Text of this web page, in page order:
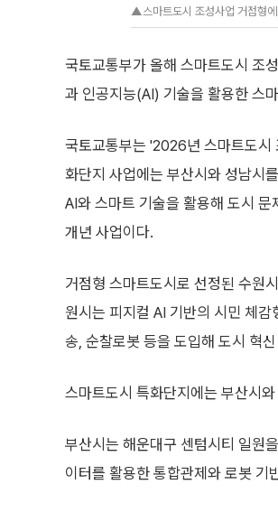
▲스마트도시 조성사업 거점형
국토교통부가 올해 스마트도시 조
과 인공지능(AI) 기술을 활용한 스
국토교통부는 '2026년 스마트도시
화단지 사업에는 부산시와 성남시
AI와 스마트 기술을 활용해 도시
개년 사업이다.
거점형 스마트도시로 선정된 수원
원시는 피지컬 AI 기반의 시민 체
송, 순찰로봇 등을 도입해 도시 혁
스마트도시 특화단지에는 부산시
부산시는 해운대구 센텀시티 일원
이터를 활용한 통합관제와 로봇 기